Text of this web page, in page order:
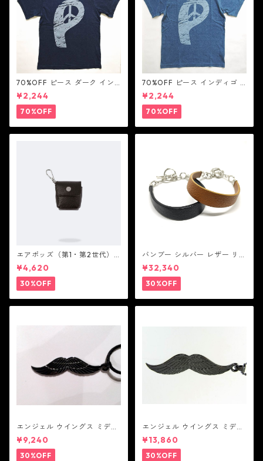
70%OFF ピース ダーク イン
ディゴ Tシャツ：LOVE N' PEA
CE N' ROCK ' ROLL ラブ ン
ピース ン ロック ン ロール
¥2,244
70%OFF
70%OFF ピース インディゴ T
シャツ：LOVE N' PEACE N' R
OCK ' ROLL ラブ ン ピース ン
ロック ン ロール
¥2,244
70%OFF
エアポッズ（第1・第2世代）
ポーチ：BANDOLIER バンド
リヤー
¥4,620
30%OFF
バンブー シルバー レザー リン
ク ステーション ブレスレッ
ト：JOHN HARDY ジョン ハ
ーディー
¥32,340
30%OFF
エンジェル ウイングス ミディ
アム ペンダント ブラック コー
ティング（サテンコード付
属）
¥9,240
30%OFF
エンジェル ウイングス ミディ
アム ペンダント ブラック
¥13,860
30%OFF